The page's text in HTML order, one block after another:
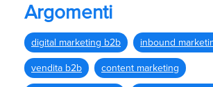
Argomenti
digital marketing b2b inbound
vendita b2b content marketing